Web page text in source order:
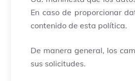
En caso de proporcionar
contenido de esta política.
De manera general, los
sus solicitudes.